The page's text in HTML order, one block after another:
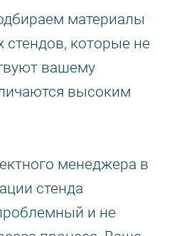
материалы
которые не
вашему
высоким
менеджера в
стенда
и не